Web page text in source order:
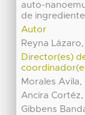
auto-
de
Autor
Reyna
Director(es)
Morales Avila,
Ancira
Gibbens